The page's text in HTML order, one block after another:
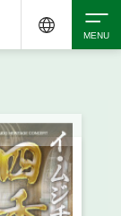
交通案内